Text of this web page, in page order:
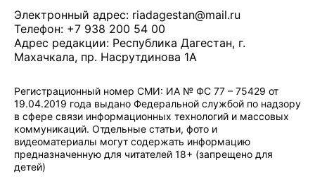
Электронный адрес: riadagestan@mail.ru
Телефон: +7 938 200 54 00
Адрес редакции: Республика Дагестан, г.
Махачкала, пр. Насрутдинова 1А
Регистрационный номер СМИ: ИА № ФС 77 – 75429 от
19.04.2019 года выдано Федеральной службой по надзору
в сфере связи информационных технологий и массовых
коммуникаций. Отдельные статьи, фото и
видеоматериалы могут содержать информацию
предназначенную для читателей 18+ (запрещено для
детей)